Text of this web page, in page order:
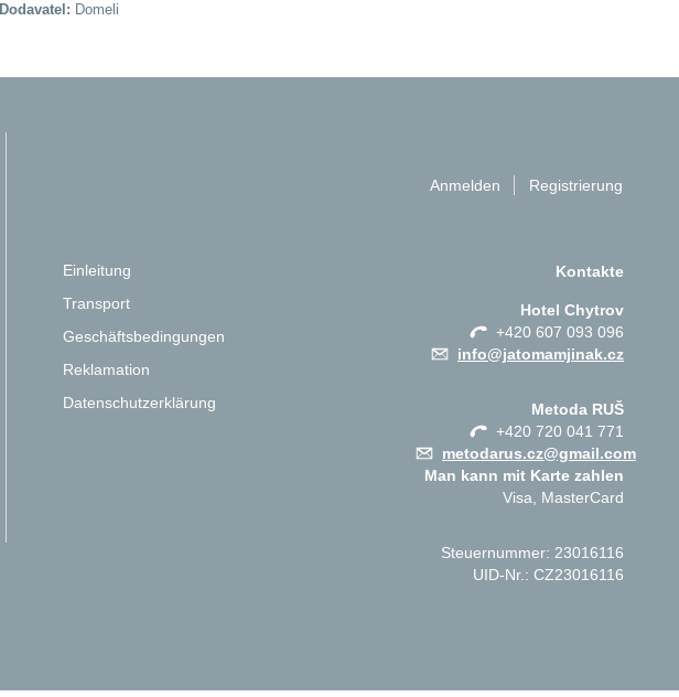
Dodavatel: Domeli
Anmelden Registrierung
Einleitung
Transport
Geschäftsbedingungen
Reklamation
Datenschutzerklärung
Kontakte
Hotel Chytrov
+420 607 093 096
info@jatomamjinak.cz
Metoda RUŠ
+420 720 041 771
metodarus.cz@gmail.com
Man kann mit Karte zahlen
Visa, MasterCard
Steuernummer: 23016116
UID-Nr.: CZ23016116